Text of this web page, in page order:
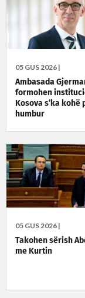
05 GUS 2026 |
Ambasada
formohen
Kosova s’ka kohë
humbur
05 GUS 2026 |
Takohen sërish
me Kurtin